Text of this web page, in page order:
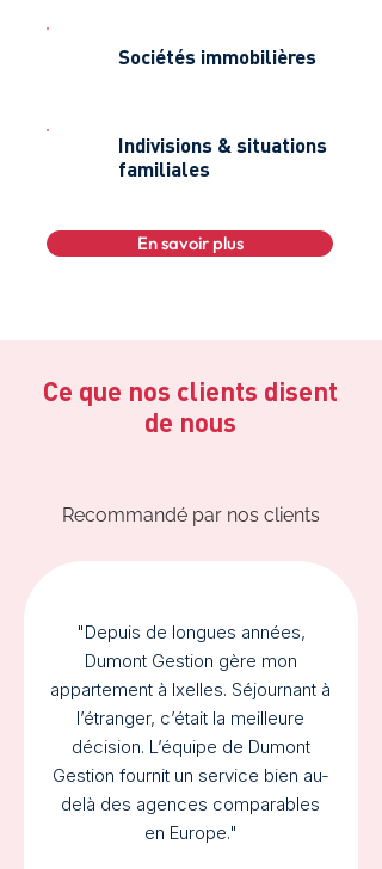
Sociétés immobilières
Indivisions & situations
familiales
En savoir plus
Ce que nos clients disent
de nous
Recommandé par nos clients
"Depuis de longues années,
Dumont Gestion gère mon
appartement à Ixelles. Séjournant à
l’étranger, c’était la meilleure
décision. L’équipe de Dumont
Gestion fournit un service bien au-
delà des agences comparables
en Europe."